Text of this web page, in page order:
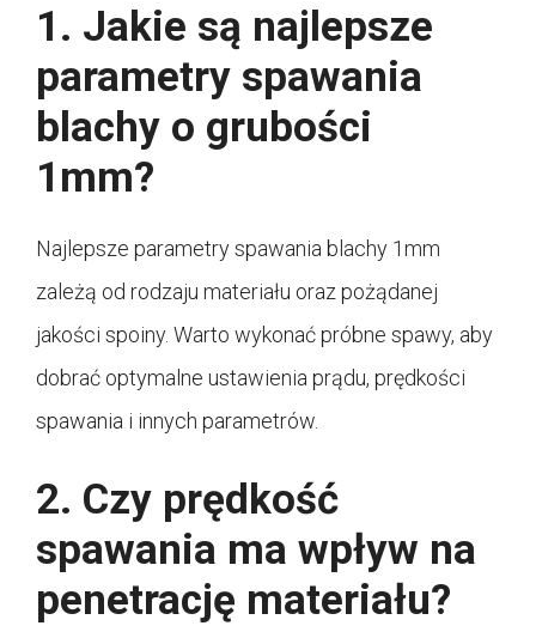
1. Jakie są najlepsze
parametry spawania
blachy o grubości
1mm?
Najlepsze parametry spawania blachy 1mm
zależą od rodzaju materiału oraz pożądanej
jakości spoiny. Warto wykonać próbne spawy, aby
dobrać optymalne ustawienia prądu, prędkości
spawania i innych parametrów.
2. Czy prędkość
spawania ma wpływ na
penetrację materiału?